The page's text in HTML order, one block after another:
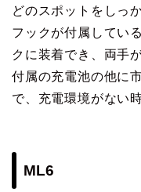
どのスポットをしっ
フックが付属してい
クに装着でき、両手
付属の充電池の他に
で、充電環境がない
ML6